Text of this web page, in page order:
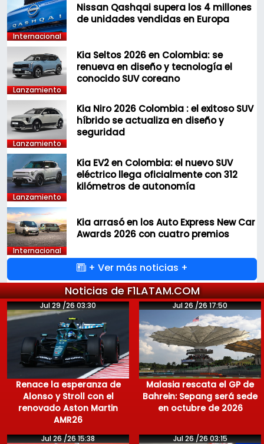
Internacional
Nissan Qashqai supera los 4 millones
de unidades vendidas en Europa
Lanzamiento
Kia Seltos 2026 en Colombia: se
renueva en diseño y tecnología el
conocido SUV coreano
Lanzamiento
Kia Niro 2026 Colombia : el exitoso SUV
híbrido se actualiza en diseño y
seguridad
Lanzamiento
Kia EV2 en Colombia: el nuevo SUV
eléctrico llega oficialmente con 312
kilómetros de autonomía
Internacional
Kia arrasó en los Auto Express New Car
Awards 2026 con cuatro premios
+ Ver más noticias +
Noticias de F1LATAM.COM
Jul 29 /26 03:30
Renace la esperanza de
Alonso y Stroll con el
renovado Aston Martin
AMR26
Jul 26 /26 17:50
Malasia rescata el GP de
Bahrein: Sepang será sede
en octubre de 2026
Jul 26 /26 15:38 Jul 26 /26 03:15